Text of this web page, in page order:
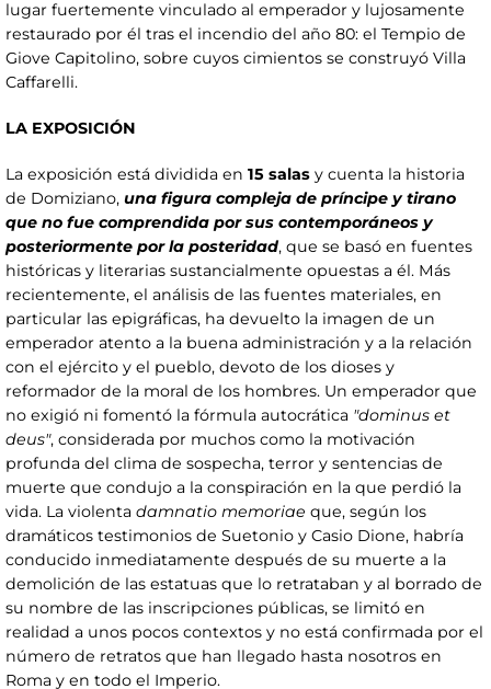
lugar fuertemente vinculado al emperador y lujosamente
restaurado por él tras el incendio del año 80: el Tempio de
Giove Capitolino, sobre cuyos cimientos se construyó Villa
Caffarelli.
LA EXPOSICIÓN
La exposición está dividida en 15 salas y cuenta la historia
de Domiziano, una figura compleja de príncipe y tirano
que no fue comprendida por sus contemporáneos y
posteriormente por la posteridad, que se basó en fuentes
históricas y literarias sustancialmente opuestas a él. Más
recientemente, el análisis de las fuentes materiales, en
particular las epigráficas, ha devuelto la imagen de un
emperador atento a la buena administración y a la relación
con el ejército y el pueblo, devoto de los dioses y
reformador de la moral de los hombres. Un emperador que
no exigió ni fomentó la fórmula autocrática "dominus et
deus", considerada por muchos como la motivación
profunda del clima de sospecha, terror y sentencias de
muerte que condujo a la conspiración en la que perdió la
vida. La violenta damnatio memoriae que, según los
dramáticos testimonios de Suetonio y Casio Dione, habría
conducido inmediatamente después de su muerte a la
demolición de las estatuas que lo retrataban y al borrado de
su nombre de las inscripciones públicas, se limitó en
realidad a unos pocos contextos y no está confirmada por el
número de retratos que han llegado hasta nosotros en
Roma y en todo el Imperio.